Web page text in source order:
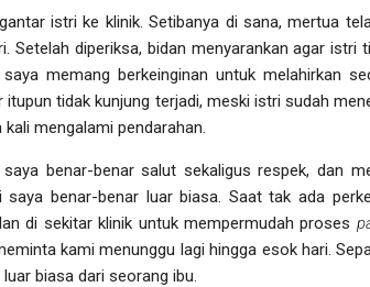
istri ke klinik. Setibanya di sana, mertua
Setelah diperiksa, bidan menyarankan agar istri
memang berkeinginan untuk melahirkan
itupun tidak kunjung terjadi, meski istri sudah
mengalami pendarahan.
benar-benar salut sekaligus respek, dan
saya benar-benar luar biasa. Saat tak ada
di sekitar klinik untuk mempermudah proses
kami menunggu lagi hingga esok hari.
biasa dari seorang ibu.